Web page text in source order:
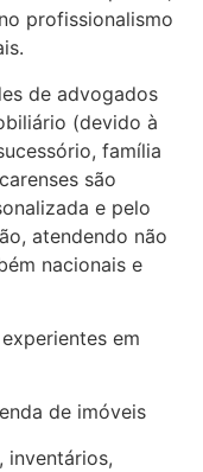
profissionalismo
de advogados
(devido à
família
são
e pelo
atendendo não
nacionais e
em
de imóveis
inventários,